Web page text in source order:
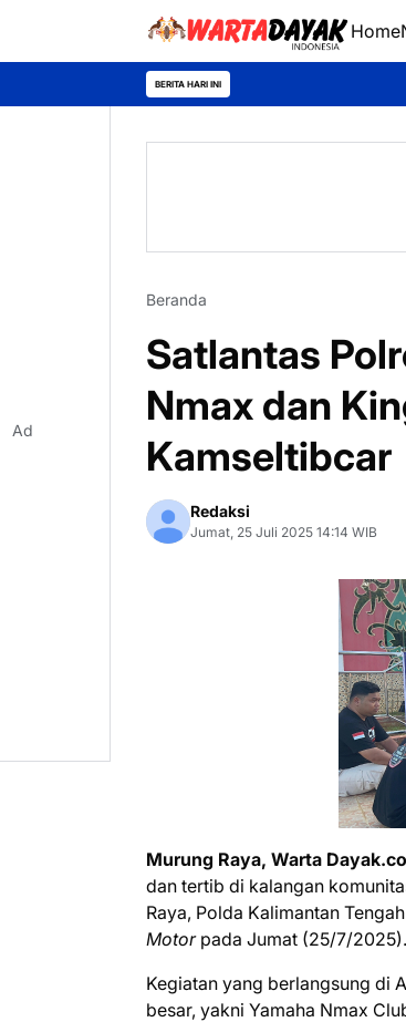
Home
BERITA HARI INI Festival
Beranda
Satlantas
Nmax dan
Kamseltibcar
Redaksi
Jumat, 25 Juli 2025 14:14 WIB
Murung Raya, Warta
dan tertib di kalangan
Raya, Polda Kalimantan
Motorpada Jumat (25/7/2025).
Kegiatan yang berlangsung di
besar, yakni Yamaha Nmax
Ad